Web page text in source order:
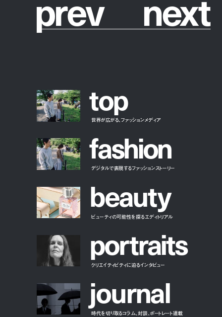
top
世界が広がる、ファッションメディア
fashion
デジタルで表現するファッションストーリー
beauty
ビューティの可能性を探るエディトリアル
portraits
クリエイティビティに迫るインタビュー
journal
時代を切り取るコラム、対談、ポートレート連載